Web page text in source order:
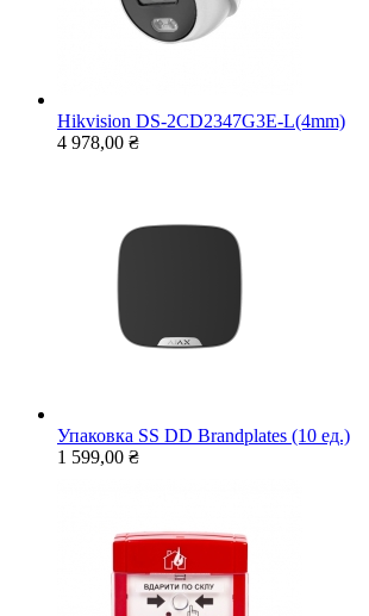
Hikvision DS-2CD2347G3E-L(4mm)
4 978,00 ₴
Упаковка SS DD Brandplates (10 ед.)
1 599,00 ₴